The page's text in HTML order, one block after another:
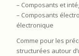
– Composants et
– Composants
électronique
Comme pour les
structurées autour